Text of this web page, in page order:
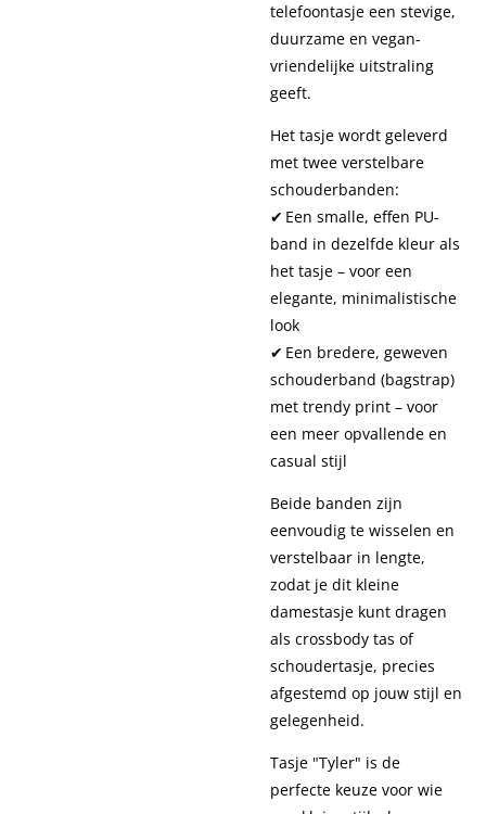
telefoontasje een stevige,
duurzame en vegan-
vriendelijke uitstraling
geeft.
Het tasje wordt geleverd
met twee verstelbare
schouderbanden:
✔ Een smalle, effen PU-
band in dezelfde kleur als
het tasje – voor een
elegante, minimalistische
look
✔ Een bredere, geweven
schouderband (bagstrap)
met trendy print – voor
een meer opvallende en
casual stijl
Beide banden zijn
eenvoudig te wisselen en
verstelbaar in lengte,
zodat je dit kleine
damestasje kunt dragen
als crossbody tas of
schoudertasje, precies
afgestemd op jouw stijl en
gelegenheid.
Tasje "Tyler" is de
perfecte keuze voor wie